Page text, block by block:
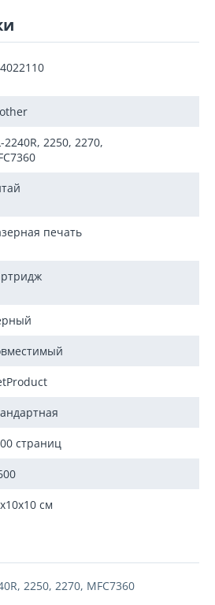
2240R, 2250, 2270,
печать
страниц
см
2250, 2270, MFC7360